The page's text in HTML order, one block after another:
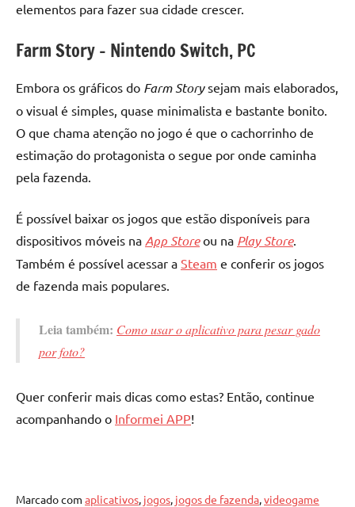
elementos para fazer sua cidade crescer.
Farm Story – Nintendo Switch, PC
Embora os gráficos do Farm Storysejam mais elaborados,
o visual é simples, quase minimalista e bastante bonito.
O que chama atenção no jogo é que o cachorrinho de
estimação do protagonista o segue por onde caminha
pela fazenda.
É possível baixar os jogos que estão disponíveis para
dispositivos móveis na App Store ou na Play Store.
Também é possível acessar a Steam e conferir os jogos
de fazenda mais populares.
Leia também: Como usar o aplicativo para pesar gado
por foto?
Quer conferir mais dicas como estas? Então, continue
acompanhando o Informei APP!
Marcado com aplicativos jogos jogos de fazenda videogame